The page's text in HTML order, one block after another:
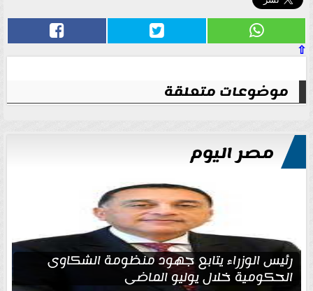
⇧
موضوعات متعلقة
مصر اليوم
رئيس الوزراء يتابع جهود منظومة الشكاوى
الحكومية خلال يوليو الماضي